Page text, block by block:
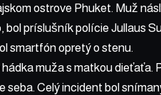
ostrove Phuket. Muž
príslušník polície Jullaus
smartfón opretý o stenu.
muža s matkou dieťaťa.
seba. Celý incident bol